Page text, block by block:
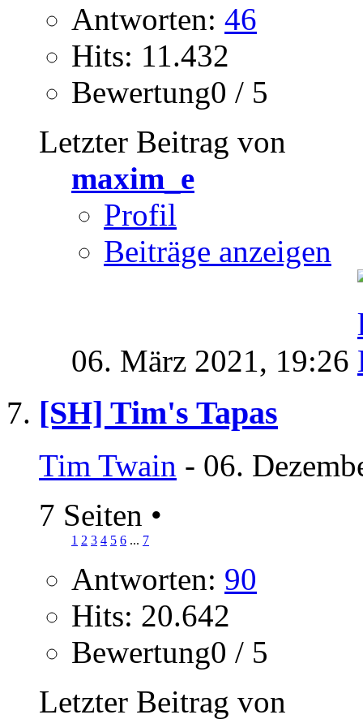
Antworten: 46
Hits: 11.432
Bewertung0 / 5
Letzter Beitrag von
maxim_e
Profil
Beiträge anzeigen
06. März 2021, 19:26
[SH] Tim's Tapas
Tim Twain - 06.
7 Seiten •
1 2 3 4 5 6 ... 7
Antworten: 90
Hits: 20.642
Bewertung0 / 5
Letzter Beitrag von